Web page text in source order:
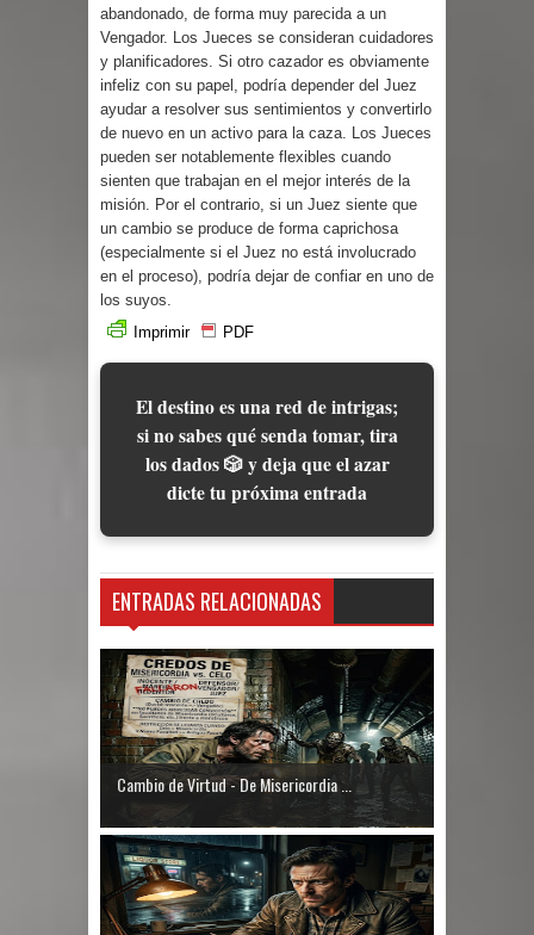
abandonado, de forma muy parecida a un
Vengador. Los Jueces se consideran cuidadores
y planificadores. Si otro cazador es obviamente
infeliz con su papel, podría depender del Juez
ayudar a resolver sus sentimientos y convertirlo
de nuevo en un activo para la caza. Los Jueces
pueden ser notablemente flexibles cuando
sienten que trabajan en el mejor interés de la
misión. Por el contrario, si un Juez siente que
un cambio se produce de forma caprichosa
(especialmente si el Juez no está involucrado
en el proceso), podría dejar de confiar en uno de
los suyos.
Imprimir
PDF
El destino es una red de intrigas;
si no sabes qué senda tomar, tira
los dados 🎲 y deja que el azar
dicte tu próxima entrada
ENTRADAS RELACIONADAS
Cambio de Virtud - De Misericordia ...